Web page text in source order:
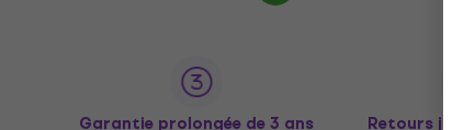
Garantie prolongée de 3 ans Retours